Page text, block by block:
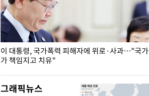
이 대통령, 국가폭력 피해자에 위로·사과…"국가
가 책임지고 치유"
그래픽뉴스